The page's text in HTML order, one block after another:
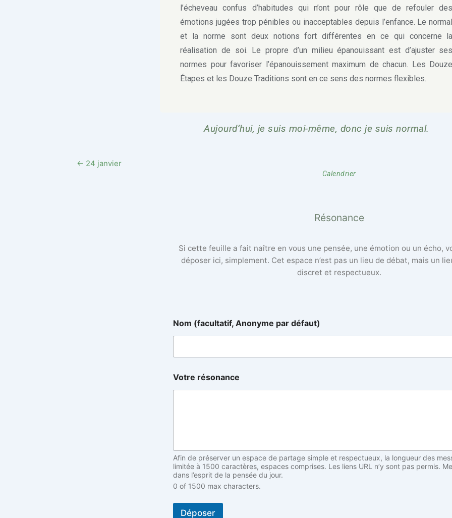
l’écheveau confus d’habitudes qui n’ont pour rôle que de refouler des
émotions jugées trop pénibles ou inacceptables depuis l’enfance. Le normal
et la norme sont deux notions fort différentes en ce qui concerne la
réalisation de soi. Le propre d’un milieu épanouissant est d’ajuster ses
normes pour favoriser l’épanouissement maximum de chacun. Les Douze
Étapes et les Douze Traditions sont en ce sens des normes flexibles.
Aujourd’hui, je suis moi-même, donc je suis normal.
← 24 janvier
Calendrier
Résonance
Si cette feuille a fait naître en vous une pensée, une émotion ou un écho,
déposer ici, simplement. Cet espace n’est pas un lieu de débat, mais un
discret et respectueux.
o
m
f
c
u
l
,
d
é
f
a
Nom (facultatif, Anonyme par défaut)
Votre résonance
Afin de préserver un espace de partage simple et respectueux, la longueur des
limitée à 1500 caractères, espaces comprises. Les liens URL n’y sont pas permis.
dans l’esprit de la pensée du jour.
0 of 1500 max characters.
Déposer